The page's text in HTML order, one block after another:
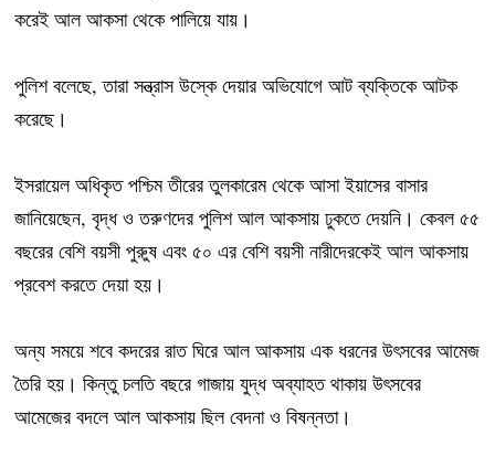
করেই আল আকসা থেকে পালিয়ে যায়।
পুলিশ বলেছে, তারা সন্ত্রাস উস্কে দেয়ার অভিযোগে আট ব্যক্তিকে আটক
করেছে।
ইসরায়েল অধিকৃত পশ্চিম তীরের তুলকারেম থেকে আসা ইয়াসের বাসার
জানিয়েছেন, বৃদ্ধ ও তরুণদের পুলিশ আল আকসায় ঢুকতে দেয়নি। কেবল ৫৫
বছরের বেশি বয়সী পুরুুষ এবং ৫০ এর বেশি বয়সী নারীদেরকেই আল আকসায়
প্রবেশ করতে দেয়া হয়।
অন্য সময়ে শবে কদরের রাত ঘিরে আল আকসায় এক ধরনের উৎসবের আমেজ
তৈরি হয়। কিন্তু চলতি বছরে গাজায় যুদ্ধ অব্যাহত থাকায় উৎসবের
আমেজের বদলে আল আকসায় ছিল বেদনা ও বিষন্নতা।